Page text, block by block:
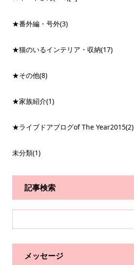
★番外編・号外(3)
★猫のいるインテリア・収納(17)
★その他(8)
★家族紹介(1)
★ライブドアブログof The Year2015(2)
未分類(1)
記事検索
メッセージ